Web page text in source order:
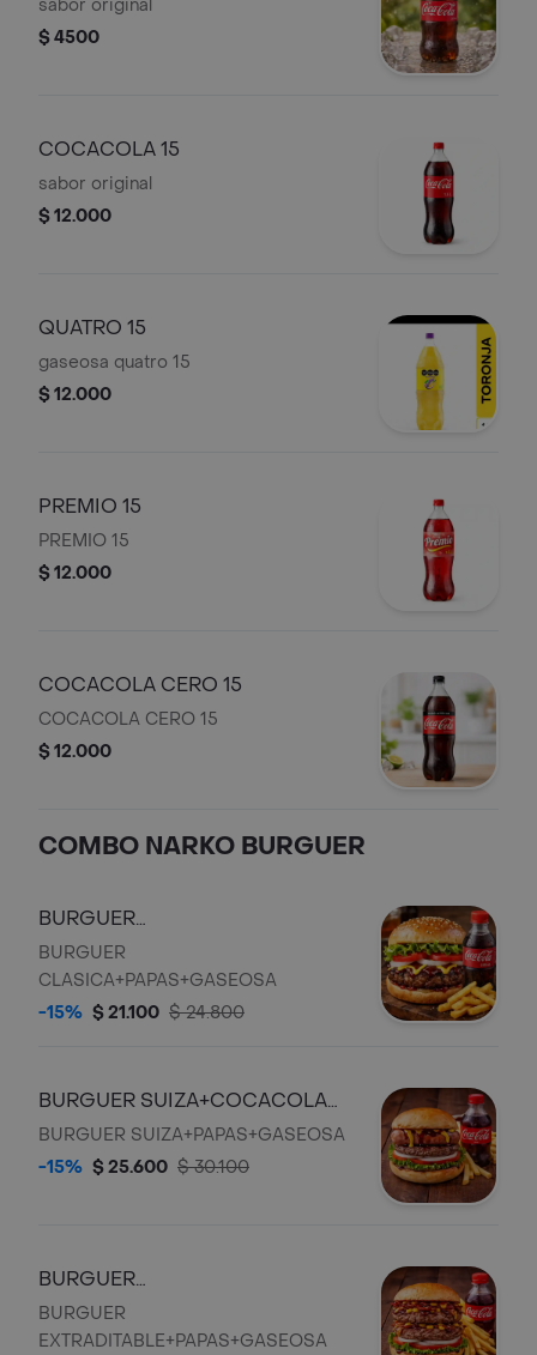
sabor original
$ 4500
COCACOLA 15
sabor original
$ 12.000
QUATRO 15
gaseosa quatro 15
$ 12.000
PREMIO 15
PREMIO 15
$ 12.000
COCACOLA CERO 15
COCACOLA CERO 15
$ 12.000
COMBO NARKO BURGUER
BURGUER
CLASICA+COCACOLA 250ML
BURGUER
CLASICA+PAPAS+GASEOSA
-15% $ 21.100 $ 24.800
BURGUER SUIZA+COCACOLA
250ML
BURGUER SUIZA+PAPAS+GASEOSA
-15% $ 25.600 $ 30.100
BURGUER
EXTRADITABLE+COCACOLA
250ML
BURGUER
EXTRADITABLE+PAPAS+GASEOSA